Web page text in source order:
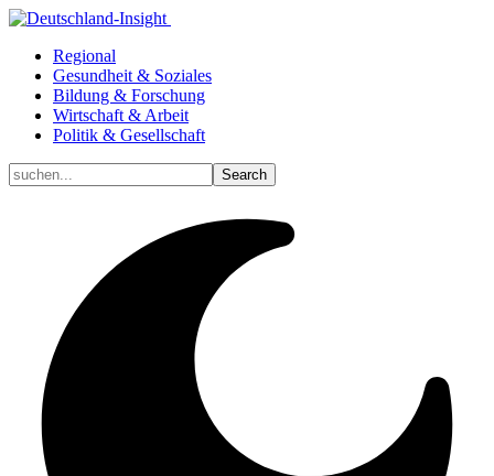
Regional
Gesundheit & Soziales
Bildung & Forschung
Wirtschaft & Arbeit
Politik & Gesellschaft